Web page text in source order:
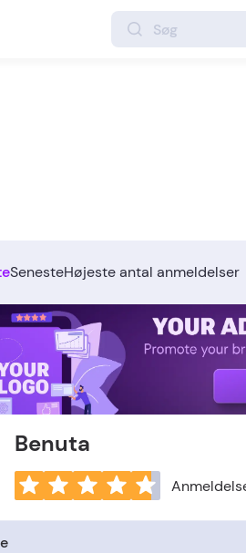
SenesteHøjeste antal anmeldelser
Benuta